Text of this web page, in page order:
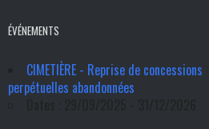
ÉVÉNEMENTS
CIMETIÈRE - Reprise de concessions
perpétuelles abandonnées